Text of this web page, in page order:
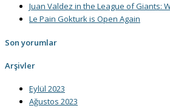
Juan Valdez in the League of Giants:
Le Pain Gokturk is Open Again
Son yorumlar
Arşivler
Eylül 2023
Ağustos 2023